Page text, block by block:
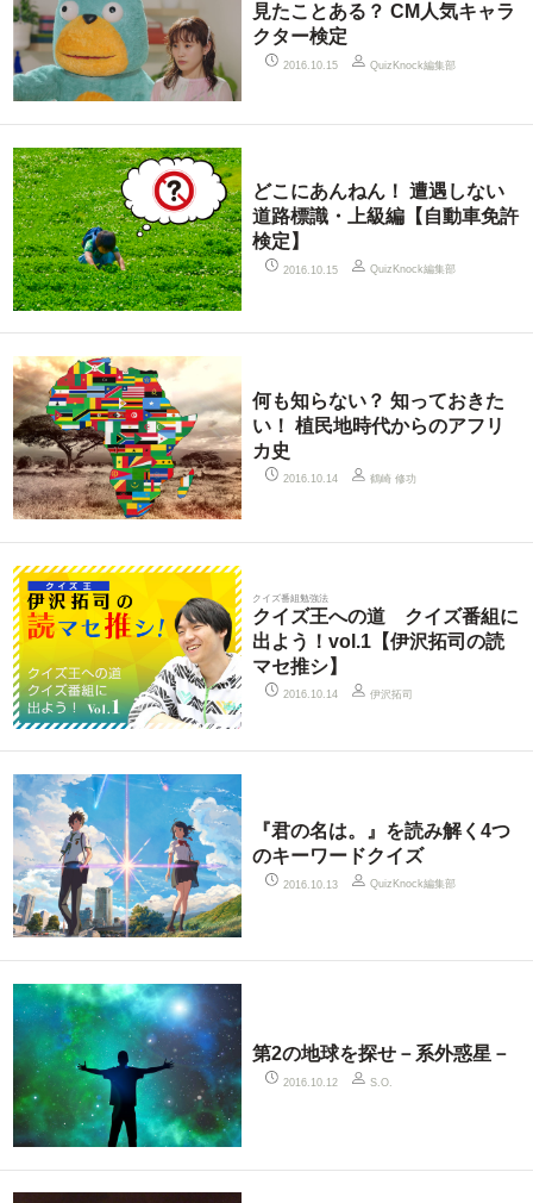
見たことある？ CM人気キャラ
クター検定
2016.10.15 QuizKnock編集部
どこにあんねん！ 遭遇しない
道路標識・上級編【自動車免許
検定】
2016.10.15 QuizKnock編集部
何も知らない？ 知っておきた
い！ 植民地時代からのアフリ
カ史
2016.10.14 鶴崎 修功
クイズ番組勉強法
クイズ王への道 クイズ番組に
出よう！vol.1【伊沢拓司の読
マセ推シ】
2016.10.14 伊沢拓司
『君の名は。』を読み解く4つ
のキーワードクイズ
2016.10.13 QuizKnock編集部
第2の地球を探せ－系外惑星－
2016.10.12 S.O.